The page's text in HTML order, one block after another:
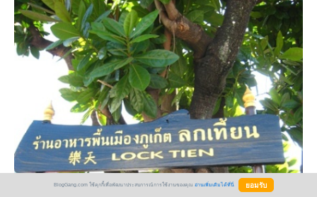
BlogGang.com ใช้คุกกี้เพื่อพัฒนาประสบการณ์การใช้งานของคุณ อ่านเพิ่มเติมได้ที่นี่